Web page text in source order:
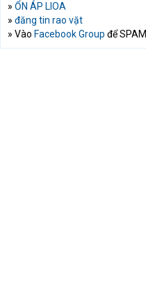
» ỔN ÁP LIOA
» đăng tin rao vặt
» Vào Facebook Group để SPAM